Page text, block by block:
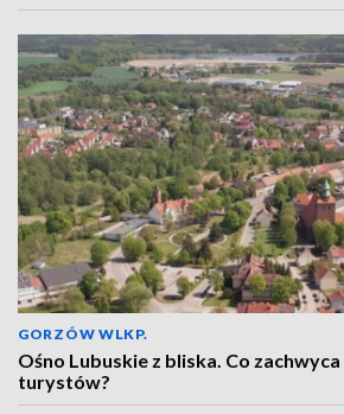
GORZÓW WLKP.
Ośno Lubuskie z bliska. Co
turystów?